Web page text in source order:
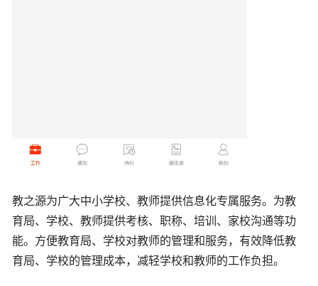
教之源为广大中小学校、教师提供信息化专属服务。为教
育局、学校、教师提供考核、职称、培训、家校沟通等功
能。方便教育局、学校对教师的管理和服务，有效降低教
育局、学校的管理成本，减轻学校和教师的工作负担。